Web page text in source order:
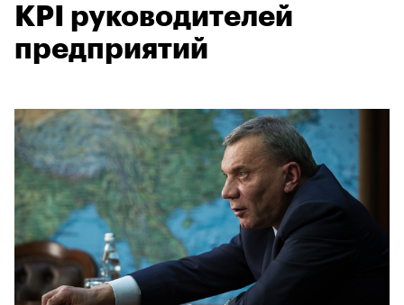
KPI руководителей
предприятий